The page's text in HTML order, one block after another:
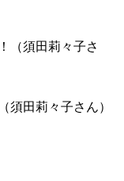
須田莉々子さん）